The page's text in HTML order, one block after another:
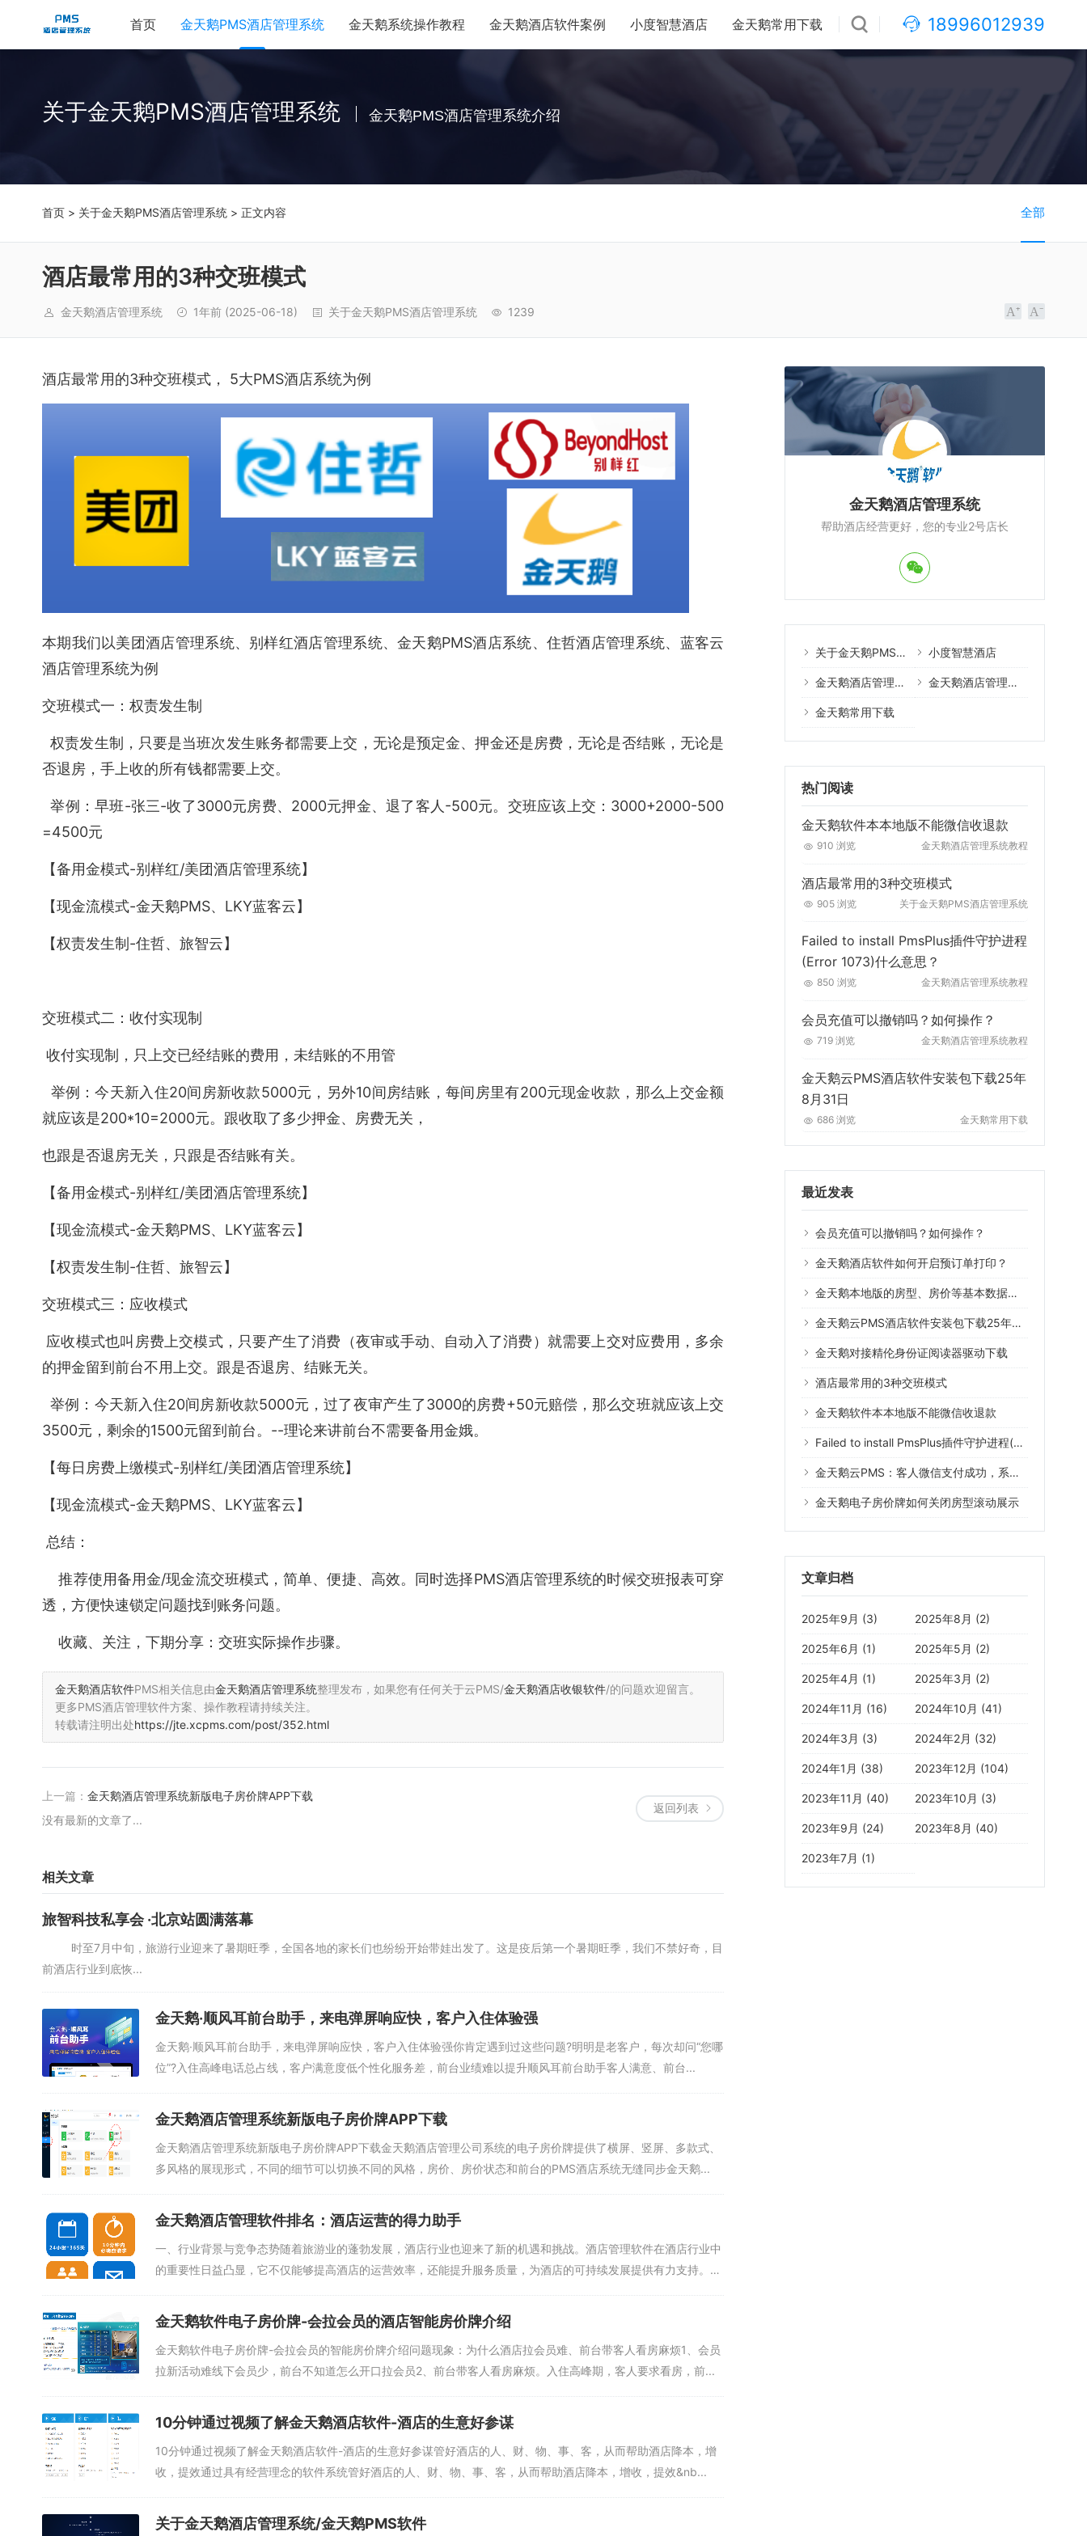
18996012939
首页 金天鹅PMS酒店管理系统 金天鹅系统操作教程 金天鹅酒店软件案例 小度智慧酒店 金天鹅常用下载
关于金天鹅PMS酒店管理系统 金天鹅PMS酒店管理系统介绍
首页 > 关于金天鹅PMS酒店管理系统 > 正文内容 全部
酒店最常用的3种交班模式
金天鹅酒店管理系统 1年前 (2025-06-18) 关于金天鹅PMS酒店管理系统 1239
酒店最常用的3种交班模式， 5大PMS酒店系统为例
本期我们以美团酒店管理系统、别样红酒店管理系统、金天鹅PMS酒店系统、住哲酒店管理系统、蓝客云
酒店管理系统为例
交班模式一：权责发生制
权责发生制，只要是当班次发生账务都需要上交，无论是预定金、押金还是房费，无论是否结账，无论是
否退房，手上收的所有钱都需要上交。
举例：早班-张三-收了3000元房费、2000元押金、退了客人-500元。交班应该上交：3000+2000-500
=4500元
【备用金模式-别样红/美团酒店管理系统】
【现金流模式-金天鹅PMS、LKY蓝客云】
【权责发生制-住哲、旅智云】
交班模式二：收付实现制
收付实现制，只上交已经结账的费用，未结账的不用管
举例：今天新入住20间房新收款5000元，另外10间房结账，每间房里有200元现金收款，那么上交金额
就应该是200*10=2000元。跟收取了多少押金、房费无关，
也跟是否退房无关，只跟是否结账有关。
【备用金模式-别样红/美团酒店管理系统】
【现金流模式-金天鹅PMS、LKY蓝客云】
【权责发生制-住哲、旅智云】
交班模式三：应收模式
应收模式也叫房费上交模式，只要产生了消费（夜审或手动、自动入了消费）就需要上交对应费用，多余
的押金留到前台不用上交。跟是否退房、结账无关。
举例：今天新入住20间房新收款5000元，过了夜审产生了3000的房费+50元赔偿，那么交班就应该上交
3500元，剩余的1500元留到前台。--理论来讲前台不需要备用金娥。
【每日房费上缴模式-别样红/美团酒店管理系统】
【现金流模式-金天鹅PMS、LKY蓝客云】
总结：
推荐使用备用金/现金流交班模式，简单、便捷、高效。同时选择PMS酒店管理系统的时候交班报表可穿
透，方便快速锁定问题找到账务问题。
收藏、关注，下期分享：交班实际操作步骤。
金天鹅酒店软件PMS相关信息由金天鹅酒店管理系统整理发布， 如果您有任何关于云PMS/金天鹅酒店收银软件/的问题欢迎留言。
更多PMS酒店管理软件方案、操作教程请持续关注。
转载请注明出处https://jte.xcpms.com/post/352.html
返回列表
上一篇： 金天鹅酒店管理系统新版电子房价牌APP下载
没有最新的文章了...
相关文章
旅智科技私享会 ·北京站圆满落幕
时至7月中旬，旅游行业迎来了暑期旺季，全国各地的家长们也纷纷开始带娃出发了。这是疫后第一个暑期旺季，我们不禁好奇，目
前酒店行业到底恢...
金天鹅·顺风耳前台助手，来电弹屏响应快，客户入住体验强
金天鹅·顺风耳前台助手，来电弹屏响应快，客户入住体验强你肯定遇到过这些问题?明明是老客户，每次却问“您哪
位”?入住高峰电话总占线，客户满意度低个性化服务差，前台业绩难以提升顺风耳前台助手客人满意、前台...
金天鹅酒店管理系统新版电子房价牌APP下载
金天鹅酒店管理系统新版电子房价牌APP下载金天鹅酒店管理公司系统的电子房价牌提供了横屏、竖屏、多款式、
多风格的展现形式，不同的细节可以切换不同的风格，房价、房价状态和前台的PMS酒店系统无缝同步金天鹅...
金天鹅酒店管理软件排名：酒店运营的得力助手
一、行业背景与竞争态势随着旅游业的蓬勃发展，酒店行业也迎来了新的机遇和挑战。酒店管理软件在酒店行业中
的重要性日益凸显，它不仅能够提高酒店的运营效率，还能提升服务质量，为酒店的可持续发展提供有力支持。
金天鹅软件电子房价牌-会拉会员的酒店智能房价牌介绍
金天鹅软件电子房价牌-会拉会员的智能房价牌介绍问题现象：为什么酒店拉会员难、前台带客人看房麻烦1、会员
拉新活动难线下会员少，前台不知道怎么开口拉会员2、前台带客人看房麻烦。入住高峰期，客人要求看房，前...
10分钟通过视频了解金天鹅酒店软件-酒店的生意好参谋
10分钟通过视频了解金天鹅酒店软件-酒店的生意好参谋管好酒店的人、财、物、事、客，从而帮助酒店降本，增
收，提效通过具有经营理念的软件系统管好酒店的人、财、物、事、客，从而帮助酒店降本，增收，提效&nb...
关于金天鹅酒店管理系统/金天鹅PMS软件
金天鹅酒店管理系统
帮助酒店经营更好，您的专业2号店长
关于金天鹅PMS酒店管理系统 小度智慧酒店
金天鹅酒店管理系统案例 金天鹅酒店管理系统教程
金天鹅常用下载
热门阅读
金天鹅软件本本地版不能微信收退款
910 浏览 金天鹅酒店管理系统教程
酒店最常用的3种交班模式
905 浏览 关于金天鹅PMS酒店管理系统
Failed to install PmsPlus插件守护进程
(Error 1073)什么意思？
850 浏览 金天鹅酒店管理系统教程
会员充值可以撤销吗？如何操作？
719 浏览 金天鹅酒店管理系统教程
金天鹅云PMS酒店软件安装包下载25年
8月31日
686 浏览 金天鹅常用下载
最近发表
会员充值可以撤销吗？如何操作？
金天鹅酒店软件如何开启预订单打印？
金天鹅本地版的房型、房价等基本数据可以导入云版系统用吗？
金天鹅云PMS酒店软件安装包下载25年8月31日
金天鹅对接精伦身份证阅读器驱动下载
酒店最常用的3种交班模式
金天鹅软件本本地版不能微信收退款
Failed to install PmsPlus插件守护进程(Error 1073)什么意思？
金天鹅云PMS：客人微信支付成功，系统没有记录
金天鹅电子房价牌如何关闭房型滚动展示
文章归档
2025年9月 (3) 2025年8月 (2)
2025年6月 (1) 2025年5月 (2)
2025年4月 (1) 2025年3月 (2)
2024年11月 (16) 2024年10月 (41)
2024年3月 (3) 2024年2月 (32)
2024年1月 (38) 2023年12月 (104)
2023年11月 (40) 2023年10月 (3)
2023年9月 (24) 2023年8月 (40)
2023年7月 (1)